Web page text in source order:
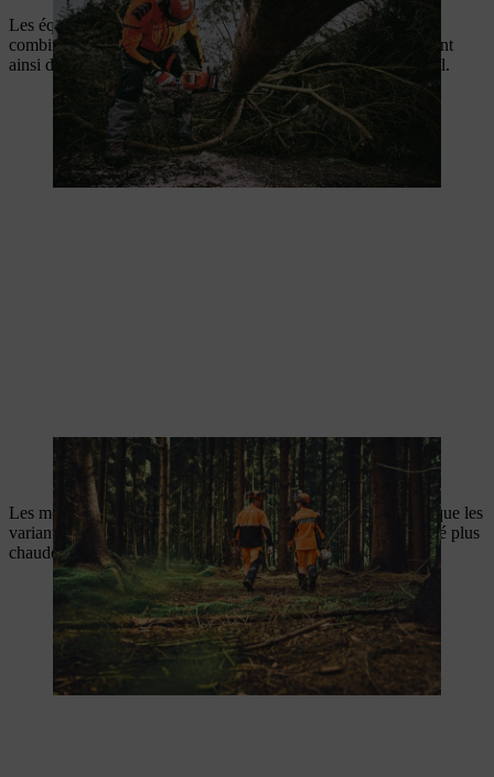
Les équipements tels que leSTIHL ADVANCE FlexTEC
combinent protection et liberté de mouvement maximale, offrant
ainsi des conditions idéales pour les longues journées de travail.
Vêtements de protection ergonomiques pour plus de sécurité et de
confort
Les modèles isolés protègent du froid et de l’humidité, tandis que les
variantes légères et respirantes sont adaptées aux journées d’été plus
chaudes.